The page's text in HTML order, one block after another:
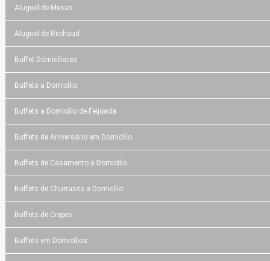
Aluguel de Mesas
Aluguel de Rechaud
Buffet Domicíliares
Buffets a Domicílio
Buffets a Domicílio de Feijoada
Buffets de Aniversário em Domicílio
Buffets de Casamento a Domicílio
Buffets de Churrasco a Domicílio
Buffets de Crepes
Buffets em Domicílios